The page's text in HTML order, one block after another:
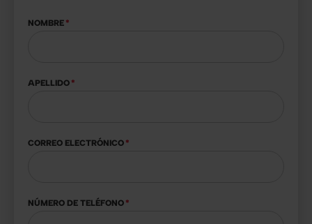
NOMBRE *
APELLIDO *
CORREO ELECTRÓNICO *
NÚMERO DE TELÉFONO *